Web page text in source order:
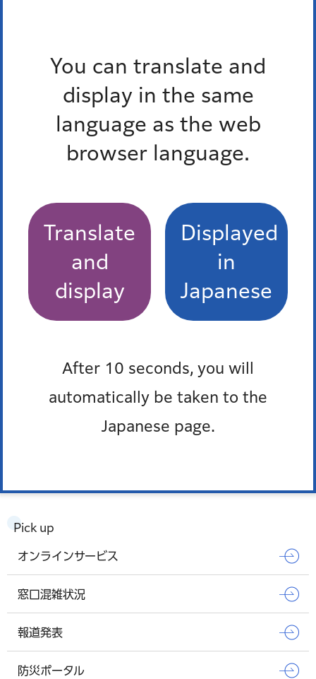
You can translate and
display in the same
language as the web
browser language.
Translate
and
display
Displayed
in
Japanese
After 10 seconds, you will
automatically be taken to the
Japanese page.
3人で会話ができます。
多言語対応三者通話サービス
港区食べきり協力店登録制度
しんばし 初藤
Pick up
オンラインサービス
窓口混雑状況
報道発表
防災ポータル